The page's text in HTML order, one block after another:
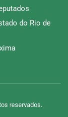
do Rio de
reservados.